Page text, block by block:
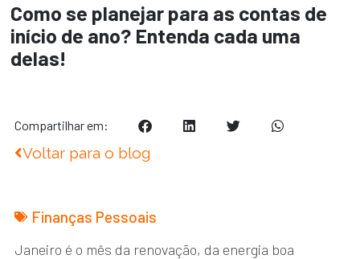
Como se planejar para as contas de
início de ano? Entenda cada uma
delas!
Compartilhar em:
Voltar para o blog
Finanças Pessoais
Janeiro é o mês da renovação, da energia boa